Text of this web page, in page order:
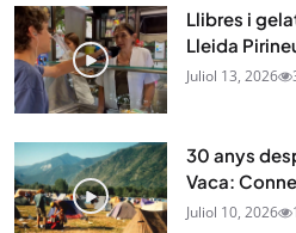
Llibres i
Lleida
Juliol 13, 2026
30 anys
Vaca:
Juliol 10, 2026